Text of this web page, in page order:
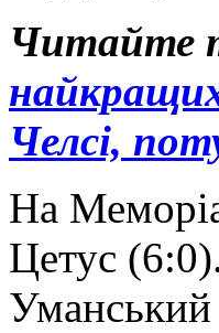
Читайте
Челсі,
На
Цетус